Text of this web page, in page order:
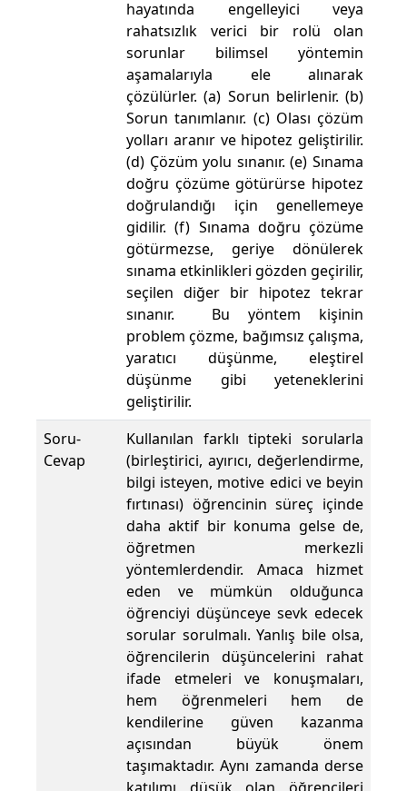
hayatında engelleyici veya
rahatsızlık verici bir rolü olan
sorunlar bilimsel yöntemin
aşamalarıyla ele alınarak
çözülürler. (a) Sorun belirlenir. (b)
Sorun tanımlanır. (c) Olası çözüm
yolları aranır ve hipotez geliştirilir.
(d) Çözüm yolu sınanır. (e) Sınama
doğru çözüme götürürse hipotez
doğrulandığı için genellemeye
gidilir. (f) Sınama doğru çözüme
götürmezse, geriye dönülerek
sınama etkinlikleri gözden geçirilir,
seçilen diğer bir hipotez tekrar
sınanır. Bu yöntem kişinin
problem çözme, bağımsız çalışma,
yaratıcı düşünme, eleştirel
düşünme gibi yeteneklerini
geliştirilir.
Soru-
Cevap
Kullanılan farklı tipteki sorularla
(birleştirici, ayırıcı, değerlendirme,
bilgi isteyen, motive edici ve beyin
fırtınası) öğrencinin süreç içinde
daha aktif bir konuma gelse de,
öğretmen merkezli
yöntemlerdendir. Amaca hizmet
eden ve mümkün olduğunca
öğrenciyi düşünceye sevk edecek
sorular sorulmalı. Yanlış bile olsa,
öğrencilerin düşüncelerini rahat
ifade etmeleri ve konuşmaları,
hem öğrenmeleri hem de
kendilerine güven kazanma
açısından büyük önem
taşımaktadır. Aynı zamanda derse